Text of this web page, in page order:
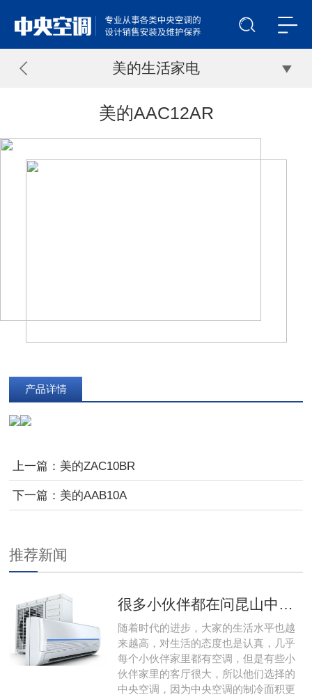
美的生活家电
美的AAC12AR
产品详情
上一篇： 美的ZAC10BR
下一篇： 美的AAB10A
推荐新闻
随着时代的进步，大家的生活水平也越
来越高，对生活的态度也是认真，几乎
每个小伙伴家里都有空调，但是有些小
伙伴家里的客厅很大，所以他们选择的
中央空调，因为中央空调的制冷面积更